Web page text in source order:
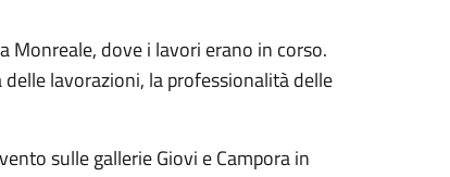
Monreale, dove i lavori erano in corso.
lavorazioni, la professionalità delle
sulle gallerie Giovi e Campora in